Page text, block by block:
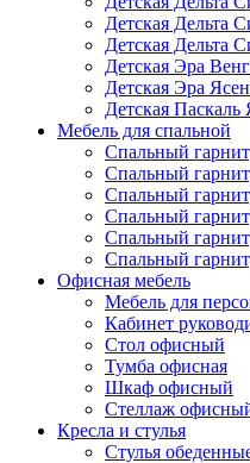
Детская Дельта
Детская Дельта
Детская Эра
Детская Эра
Детская
Мебель для спальной
Спальный
Спальный
Спальный
Спальный
Спальный
Спальный
Офисная мебель
Мебель для
Кабинет
Стол офисный
Тумба офисная
Шкаф офисный
Стеллаж
Кресла и стулья
Стулья